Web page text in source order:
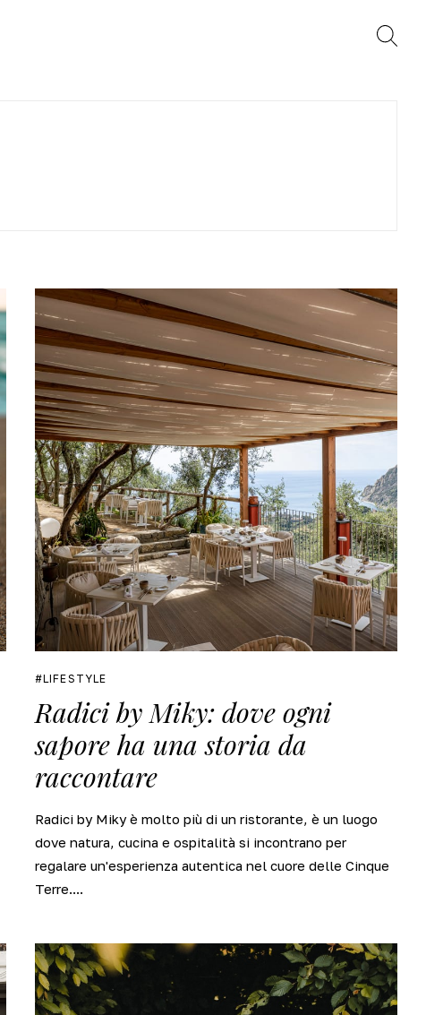
Trova
LIFESTYLE
Radici by Miky: dove ogni
sapore ha una storia da
raccontare
Radici by Miky è molto più di un ristorante, è un luogo
dove natura, cucina e ospitalità si incontrano per
regalare un'esperienza autentica nel cuore delle Cinque
Terre....